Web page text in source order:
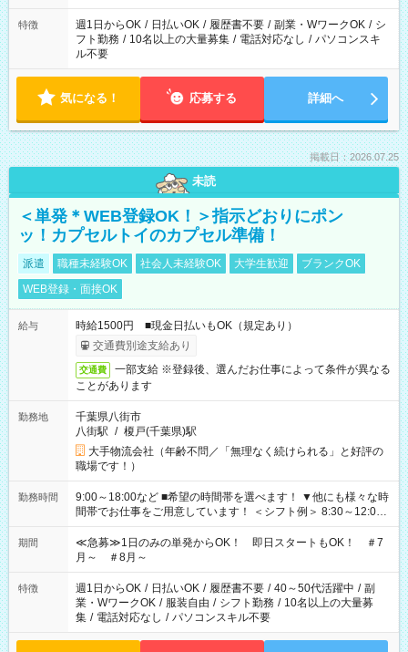
ください！
特徴 週1日からOK / 日払いOK / 履歴書不要 / 副業・WワークOK / シ
フト勤務 / 10名以上の大量募集 / 電話対応なし / パソコンスキ
ル不要
気になる！ 応募する 詳細へ
掲載日：2026.07.25
未読
＜単発＊WEB登録OK！＞指示どおりにポン
ッ！カプセルトイのカプセル準備！
派遣 職種未経験OK 社会人未経験OK 大学生歓迎
ブランクOK
WEB登録・面接OK
給与
時給1500円 ■現金日払いもOK（規定あり）
交通費別途支給あり
交通費
一部支給 ※登録後、選んだお仕事によって条件が異なる
ことがあります
勤務地
千葉県八街市
八街駅 / 榎戸(千葉県)駅
大手物流会社（年齢不問／「無理なく続けられる」と好評の
職場です！）
勤務時間
9:00～18:00など ■希望の時間帯を選べます！ ▼他にも様々な時
間帯でお仕事をご用意しています！ ＜シフト例＞ 8:30～12:00
17:00～22:00 13:00～22:00 22:00～翌6:00 など
期間
≪急募≫1日のみの単発からOK！ 即日スタートもOK！ ＃7
月～ ＃8月～
特徴 週1日からOK / 日払いOK / 履歴書不要 / 40～50代活躍中 / 副
業・WワークOK / 服装自由 / シフト勤務 / 10名以上の大量募
集 / 電話対応なし / パソコンスキル不要